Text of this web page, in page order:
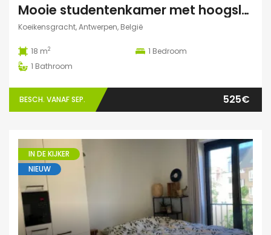
Mooie studentenkamer met hoogslaper en grote gemeenschappelijke ruimte/terras in Campus Eilandje
Koeikensgracht, Antwerpen, België
18 m2 1 Bedroom
1 Bathroom
BESCH. VANAF SEP. 525€
IN DE KIJKER
NIEUW